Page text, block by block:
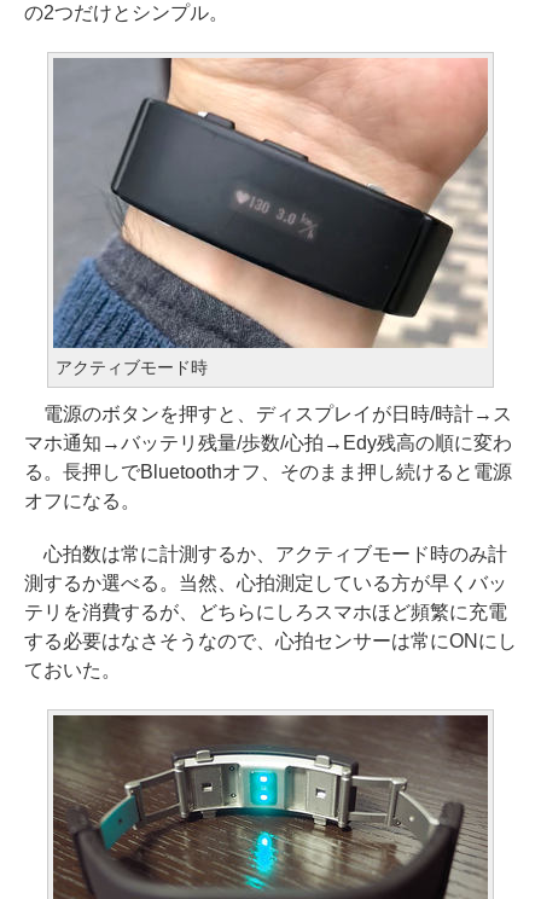
の2つだけとシンプル。
アクティブモード時
電源のボタンを押すと、ディスプレイが日時/時計→ス
マホ通知→バッテリ残量/歩数/心拍→Edy残高の順に変わ
る。長押しでBluetoothオフ、そのまま押し続けると電源
オフになる。
心拍数は常に計測するか、アクティブモード時のみ計
測するか選べる。当然、心拍測定している方が早くバッ
テリを消費するが、どちらにしろスマホほど頻繁に充電
する必要はなさそうなので、心拍センサーは常にONにし
ておいた。